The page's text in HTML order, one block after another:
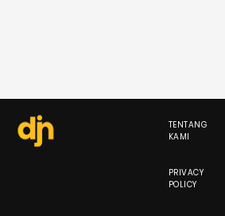
TENTANG
KAMI
PRIVACY
POLICY